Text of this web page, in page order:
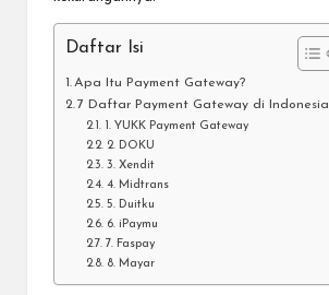
Daftar Isi
Apa Itu Payment Gateway?
7 Daftar Payment Gateway di Indonesia
1. YUKK Payment Gateway
2. DOKU
3. Xendit
4. Midtrans
5. Duitku
6. iPaymu
7. Faspay
8. Mayar